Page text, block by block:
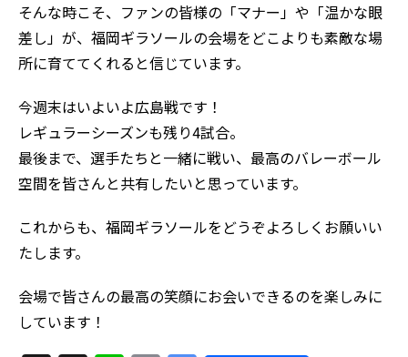
そんな時こそ、ファンの皆様の「マナー」や「温かな眼
差し」が、福岡ギラソールの会場をどこよりも素敵な場
所に育ててくれると信じています。
今週末はいよいよ広島戦です！
レギュラーシーズンも残り4試合。
最後まで、選手たちと一緒に戦い、最高のバレーボール
空間を皆さんと共有したいと思っています。
これからも、福岡ギラソールをどうぞよろしくお願いい
たします。
会場で皆さんの最高の笑顔にお会いできるのを楽しみに
しています！